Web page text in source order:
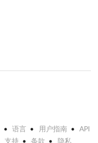
语言 用户指南
API